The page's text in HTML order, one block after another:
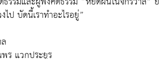
ไป บัดนี้เราทำอะไรอยู่”
ร แวกประยูร